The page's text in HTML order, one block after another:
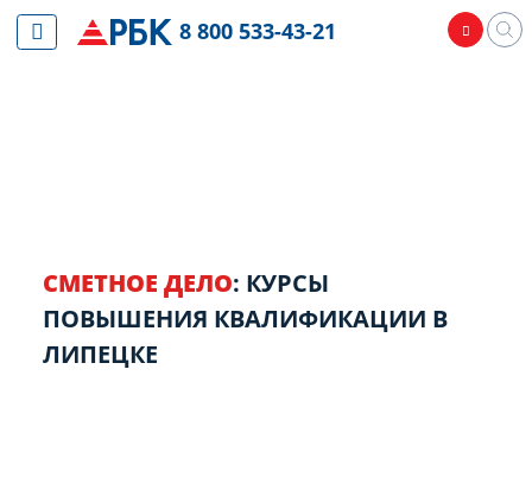
СМЕТНОЕ ДЕЛО: КУРСЫ
ПОВЫШЕНИЯ КВАЛИФИКАЦИИ В
ЛИПЕЦКЕ
8 800 533-43-21